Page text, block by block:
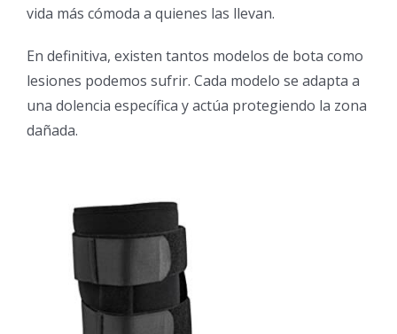
vida más cómoda a quienes las llevan.
En definitiva, existen tantos modelos de bota como
lesiones podemos sufrir. Cada modelo se adapta a
una dolencia específica y actúa protegiendo la zona
dañada.